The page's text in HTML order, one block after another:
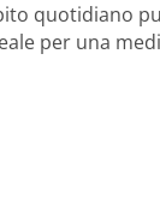
quotidiano
per una